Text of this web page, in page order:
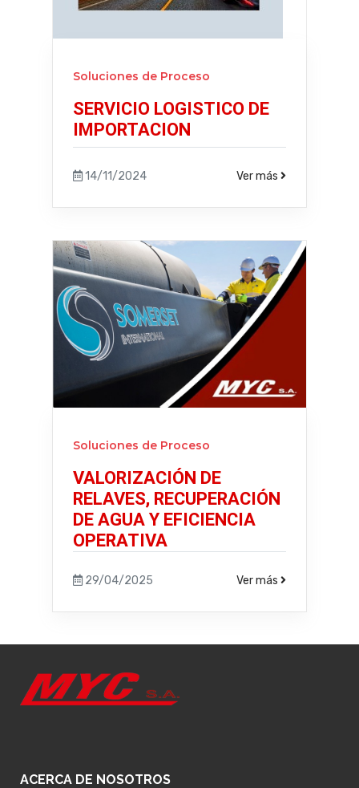
Soluciones de Proceso
SERVICIO LOGISTICO DE
IMPORTACION
Ver más
14/11/2024
Soluciones de Proceso
VALORIZACIÓN DE
RELAVES, RECUPERACIÓN
DE AGUA Y EFICIENCIA
OPERATIVA
Ver más
29/04/2025
ACERCA DE NOSOTROS